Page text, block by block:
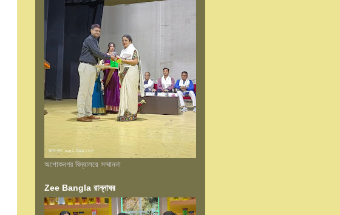
অশোকনগর বিদ্যালয়ে সম্মাননা
Zee Bangla রান্নাঘর